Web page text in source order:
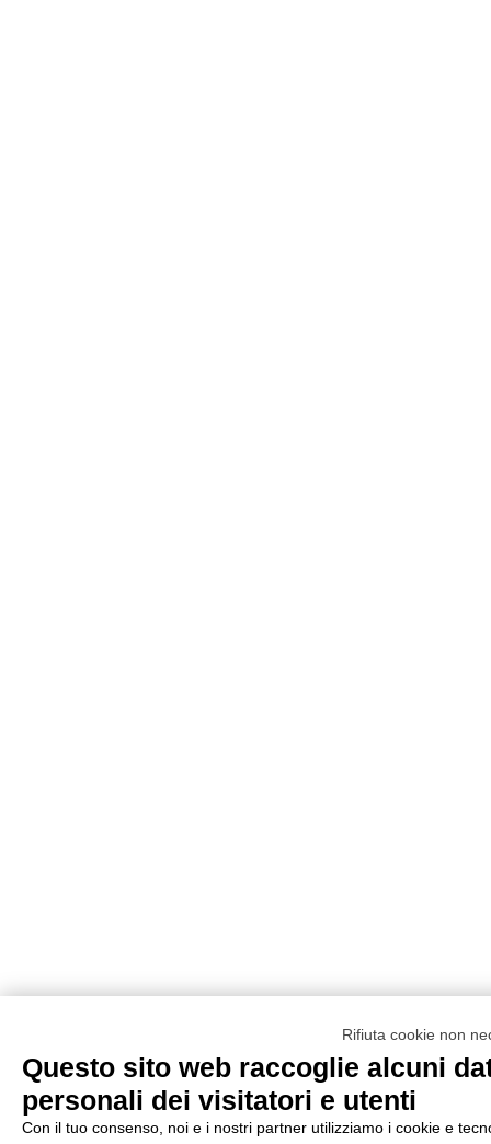
Rifiuta cookie non
Questo sito web raccoglie alcuni
personali dei visitatori e utenti
Con il tuo consenso, noi e i nostri partner utilizziamo i cookie e